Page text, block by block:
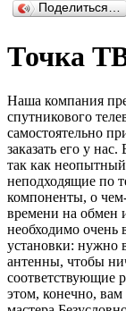
Поделиться…
Точка
Наша компания
спутникового
самостоятельно
заказать его у
так как
неподходящие по
компоненты, о
времени на обмен
необходимо очень
установки: нужно
антенны, чтобы
соответствующие
этом, конечно,